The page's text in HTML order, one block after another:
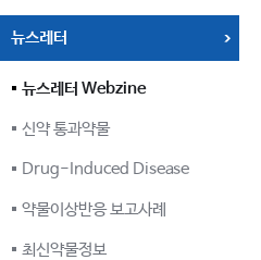
뉴스레터
뉴스레터 Webzine
신약 통과약물
Drug-Induced Disease
약물이상반응 보고사례
최신약물정보